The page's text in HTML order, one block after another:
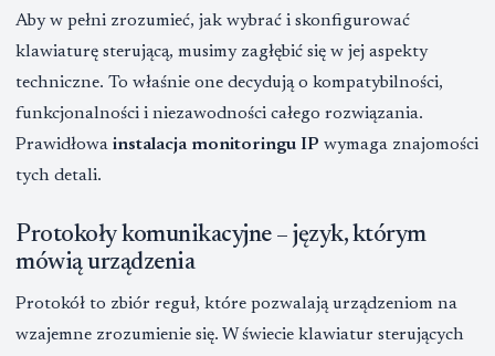
Aby w pełni zrozumieć, jak wybrać i skonfigurować
klawiaturę sterującą, musimy zagłębić się w jej aspekty
techniczne. To właśnie one decydują o kompatybilności,
funkcjonalności i niezawodności całego rozwiązania.
Prawidłowa instalacja monitoringu IP wymaga znajomości
tych detali.
Protokoły komunikacyjne – język, którym
mówią urządzenia
Protokół to zbiór reguł, które pozwalają urządzeniom na
wzajemne zrozumienie się. W świecie klawiatur sterujących